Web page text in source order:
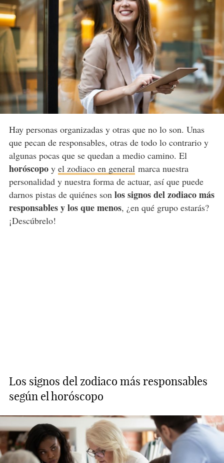
Hay personas organizadas y otras que no lo son. Unas
que pecan de responsables, otras de todo lo contrario y
algunas pocas que se quedan a medio camino. El
horóscopo y el zodiaco en generalmarca nuestra
personalidad y nuestra forma de actuar, así que puede
darnos pistas de quiénes sonlos signos del zodiaco más
responsables y los que menos, ¿en qué grupo estarás?
¡Descúbrelo!
Los signos del zodiaco más responsables
según el horóscopo